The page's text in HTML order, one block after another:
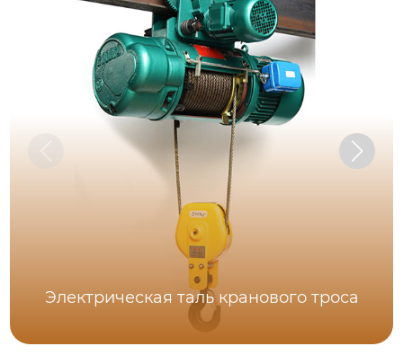
Электрическая таль кранового троса